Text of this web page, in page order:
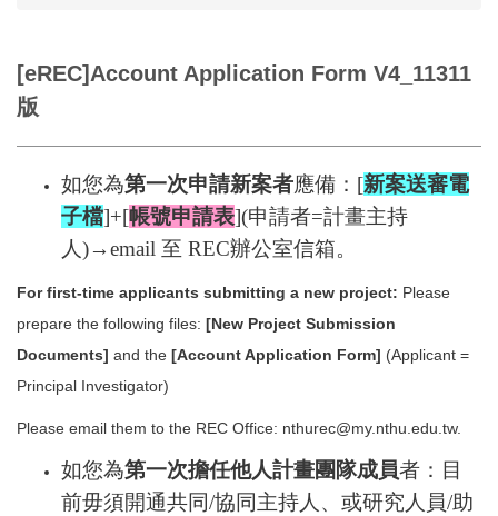
[eREC]Account Application Form V4_11311
版
如您為第一次申請新案者應備：[新案送審電
子檔]+[帳號申請表](申請者=計畫主持
人)→email 至 REC辦公室信箱。
For first-time applicants submitting a new project: Please
prepare the following files: [New Project Submission
Documents] and the [Account Application Form] (Applicant =
Principal Investigator)
Please email them to the REC Office: nthurec@my.nthu.edu.tw.
如您為第一次擔任他人計畫團隊成員者：目
前毋須開通共同/協同主持人、或研究人員/助